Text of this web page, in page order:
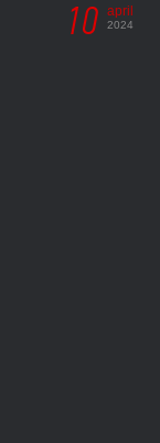
10 april
2024